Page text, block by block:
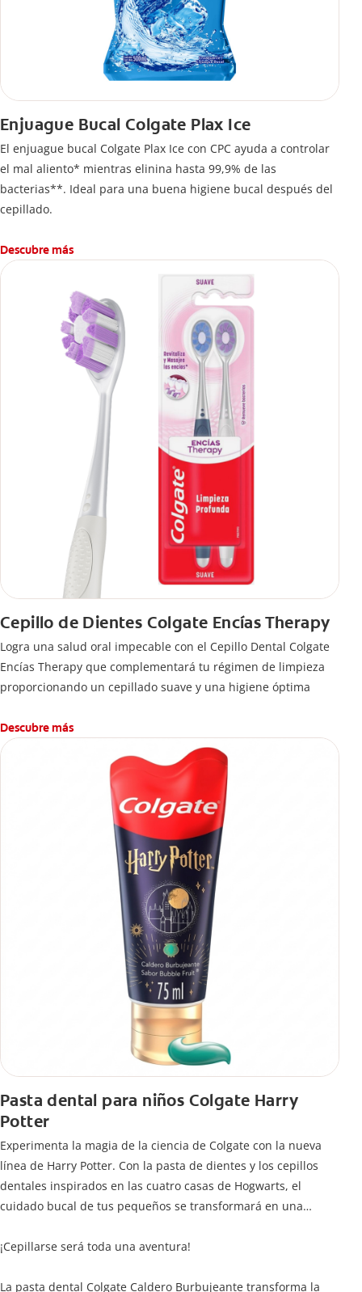
Enjuague Bucal Colgate Plax Ice
El enjuague bucal Colgate Plax Ice con CPC ayuda a controlar
el mal aliento* mientras elinina hasta 99,9% de las
bacterias**. Ideal para una buena higiene bucal después del
cepillado.
Descubre más
Cepillo de Dientes Colgate Encías Therapy
Logra una salud oral impecable con el Cepillo Dental Colgate
Encías Therapy que complementará tu régimen de limpieza
proporcionando un cepillado suave y una higiene óptima
Descubre más
Pasta dental para niños Colgate Harry
Potter
Experimenta la magia de la ciencia de Colgate con la nueva
línea de Harry Potter. Con la pasta de dientes y los cepillos
dentales inspirados en las cuatro casas de Hogwarts, el
cuidado bucal de tus pequeños se transformará en una
¡Cepillarse será toda una aventura!
La pasta dental Colgate Caldero Burbujeante transforma la